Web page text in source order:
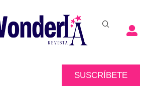
SUSCRÍBETE